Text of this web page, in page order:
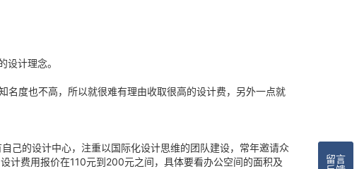
计理念。
度也不高，所以就很难有理由收取很高的设计费，另外一点就
己的设计中心，注重以国际化设计思维的团队建设，常年邀请众
计费用报价在110元到200元之间，具体要看办公空间的面积及
留言